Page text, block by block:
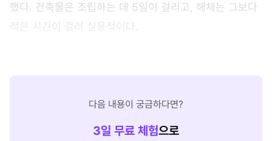
했다. 건축물은 조립하는 데 5일이 걸리고, 해체는 그보다
적은 시간이 걸려 실용적이다.
다음 내용이 궁금하다면?
3일 무료 체험으로